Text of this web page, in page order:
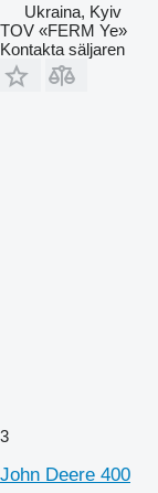
Ukraina, Kyiv
TOV «FERM Ye»
Kontakta säljaren
3
John Deere 400